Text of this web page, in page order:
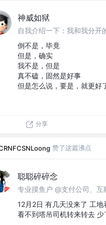
神威如狱
倒不是，毕竟
但是，确实
我不是，但是
真不磕，固然是好事
但是怎么说，要是，就更好
分享
赞了这篇沸点
聪聪碎碎念
12月2日 有几天没来了 工
看不到塔吊司机转来转去 少